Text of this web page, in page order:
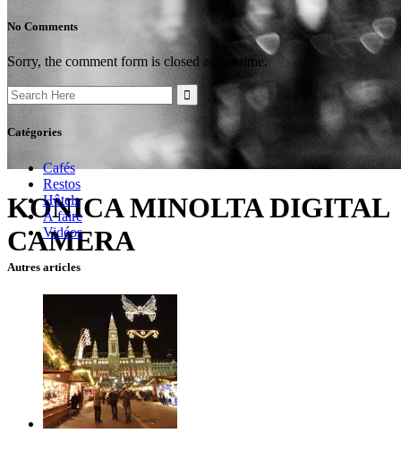
KONICA MINOLTA DIGITAL
CAMERA
No Comments
Sorry, the comment form is closed at this time.
Search
for:
Catégories
Cafés
Restos
Hôtels
À faire
Vidéos
Autres articles